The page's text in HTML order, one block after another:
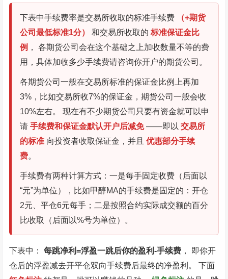
下表中手续费率是交易所收取的标准手续费
（+期货
公司最低标准1分）
和交易所收取的 标准保证金比
例 ， 各期货公司会在这个基础之上加收数量不等的费
用，具体加收多少手续费请咨询你开户的期货公司。
各期货公司一般在交易所标准的保证金比例上再加
3%，比如交易所收7%的保证金，期货公司一般会收
10%左右。 现在有不少期货公司只要有资金就可以申
请 手续费和保证金默认开户后减免——即以 交易所
的标准 向投资者收取保证金，并且 优惠部分手续
费。
手续费有两种计算方式：一是每手固定收费（后面以
“元”为单位），比如甲醇MA的手续费是固定的：开仓
2元、平仓6元每手；二是按照合约实际成交额的百分
比收取（后面以%号为单位）。
下表中： 每跳净利=浮盈一跳后你的盈利-手续费 ， 即你开
仓后的浮盈减去开平仓双向手续费后最终的净盈利。 下面